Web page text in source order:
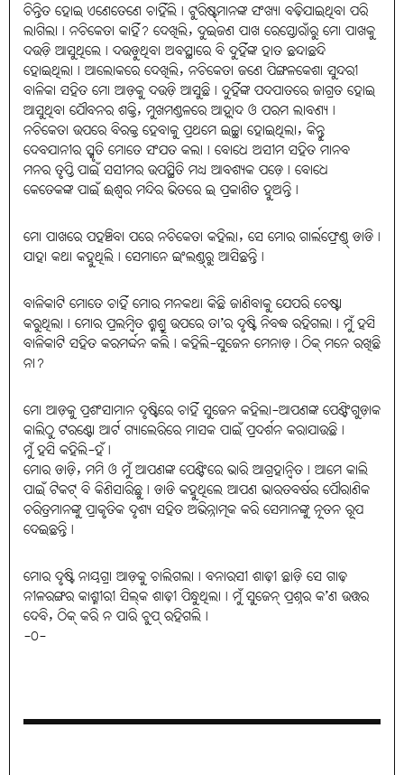
ଚିନ୍ତିତ ହୋଇ ଏଣେତେଣେ ଚାହିଁଲି। ଟୁରିଷ୍ଟ୍‌ମାନଙ୍କ ସଂଖ୍ୟା ବଢ଼ିଯାଇଥିବା ପରି
ଲାଗିଲା। ନଚିକେତା କାହିଁ? ଦେଖିଲି, ଦୁଇଜଣ ପାଖ ରେସ୍ତୋରାଁରୁ ମୋ ପାଖକୁ
ଦଉଡ଼ି ଆସୁଥିଲେ। ଦଉଡ଼ୁଥିବା ଅବସ୍ଥାରେ ବି ଦୁହିଁଙ୍କ ହାତ ଛନ୍ଦାଛନ୍ଦି
ହୋଇଥିଲା। ଆଲୋକରେ ଦେଖିଲି, ନଚିକେତା ଜଣେ ପିଙ୍ଗଳକେଶା ସୁନ୍ଦରୀ
ବାଳିକା ସହିତ ମୋ ଆଡ଼କୁ ଦଉଡ଼ି ଆସୁଛି। ଦୁହିଁଙ୍କ ପଦପାତରେ ଜାଗ୍ରତ ହୋଇ
ଆସୁଥିବା ଯୌବନର ଶକ୍ତି, ମୁଖମଣ୍ଡଳରେ ଆହ୍ଲାଦ ଓ ପରମ ଲାବଣ୍ୟ।
ନଚିକେତା ଉପରେ ବିରକ୍ତ ହେବାକୁ ପ୍ରଥମେ ଇଚ୍ଛା ହୋଇଥିଲା, କିନ୍ତୁ
ଦେବଯାନୀର ସ୍ମୃତି ମୋତେ ସଂଯତ କଲା। ବୋଧେ ଅସୀମ ସହିତ ମାନବ
ମନର ତୃପ୍ତି ପାଇଁ ସସୀମର ଉପସ୍ଥିତି ମଧ୍ୟ ଆବଶ୍ୟକ ପଡ଼େ। ବୋଧେ
କେତେକଙ୍କ ପାଇଁ ଈଶ୍ୱର ମନ୍ଦିର ଭିତରେ ଇ ପ୍ରକାଶିତ ହୁଅନ୍ତି।
ମୋ ପାଖରେ ପହଞ୍ଚିବା ପରେ ନଚିକେତା କହିଲା, ସେ ମୋର ଗାର୍ଲଫ୍ରେଣ୍ଡ୍‌ ଡାଡି।
ଯାହା କଥା କହୁଥିଲି। ସେମାନେ ଇଂଲଣ୍ଡ୍‌ରୁ ଆସିଛନ୍ତି।
ବାଳିକାଟି ମୋତେ ଚାହିଁ ମୋର ମନକଥା କିଛି ଜାଣିବାକୁ ଯେପରି ଚେଷ୍ଟା
କରୁଥିଲା। ମୋର ପ୍ରଲମ୍ବିତ ଶ୍ମଶ୍ରୁ ଉପରେ ତା’ର ଦୃଷ୍ଟି ନିବଦ୍ଧ ରହିଗଲା। ମୁଁ ହସି
ବାଳିକାଟି ସହିତ କରମର୍ଦ୍ଦନ କଲି। କହିଲି-ସୁଜେନ ମେନାଡ଼। ଠିକ୍‌ ମନେ ରଖିଛି
ନା?
ମୋ ଆଡ଼କୁ ପ୍ରଶଂସାମାନ ଦୃଷ୍ଟିରେ ଚାହିଁ ସୁଜେନ କହିଲା-ଆପଣଙ୍କ ପେଣ୍ଟିଂଗୁଡ଼ାକ
କାଲିଠୁ ଟରଣ୍ଟୋ ଆର୍ଟ ଗ୍ୟାଲେରିରେ ମାସକ ପାଇଁ ପ୍ରଦର୍ଶନ କରାଯାଉଛି।
ମୁଁ ହସି କହିଲି-ହଁ।
ମୋର ଡାଡ଼ି, ମମି ଓ ମୁଁ ଆପଣଙ୍କ ପେଣ୍ଟିଂରେ ଭାରି ଆଗ୍ରହାନ୍ବିତ। ଆମେ କାଲି
ପାଇଁ ଟିକଟ୍‌ ବି କିଣିସାରିଛୁ। ଡାଡି କହୁଥିଲେ ଆପଣ ଭାରତବର୍ଷର ପୌରାଣିକ
ଚରିତ୍ରମାନଙ୍କୁ ପ୍ରାକୃତିକ ଦୃଶ୍ୟ ସହିତ ଅଭିନ୍ନାତ୍ମକ କରି ସେମାନଙ୍କୁ ନୂତନ ରୂପ
ଦେଇଛନ୍ତି।
ମୋର ଦୃଷ୍ଟି ନାୟଗ୍ରା ଆଡ଼କୁ ଚାଲିଗଲା। ବନାରସୀ ଶାଢ଼ୀ ଛାଡ଼ି ସେ ଗାଢ଼
ନୀଳରଙ୍ଗର କାଶ୍ମୀରୀ ସିଲ୍‌କ ଶାଢ଼ୀ ପିନ୍ଧୁଥିଲା। ମୁଁ ସୁଜେନ୍‌ ପ୍ରଶ୍ନର କ’ଣ ଉତ୍ତର
ଦେବି, ଠିକ୍‌ କରି ନ ପାରି ଚୁପ୍‌ ରହିଗଲି।
-0-